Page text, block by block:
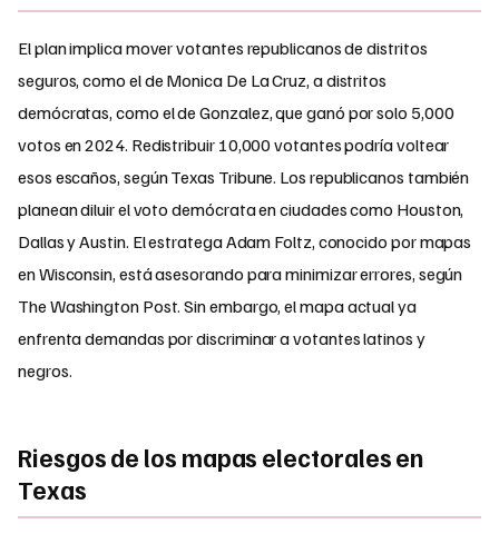
El plan implica mover votantes republicanos de distritos
seguros, como el de Monica De La Cruz, a distritos
demócratas, como el de Gonzalez, que ganó por solo 5,000
votos en 2024. Redistribuir 10,000 votantes podría voltear
esos escaños, según Texas Tribune. Los republicanos también
planean diluir el voto demócrata en ciudades como Houston,
Dallas y Austin. El estratega Adam Foltz, conocido por mapas
en Wisconsin, está asesorando para minimizar errores, según
The Washington Post. Sin embargo, el mapa actual ya
enfrenta demandas por discriminar a votantes latinos y
negros.
Riesgos de los mapas electorales en
Texas